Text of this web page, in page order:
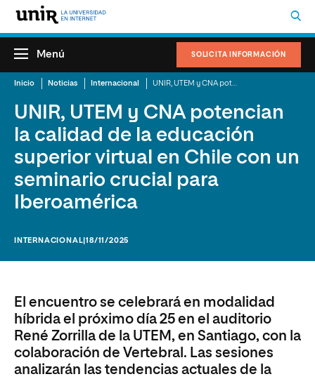
SOLICITA INFORMACIÓN
Menú
Inicio Noticias Internacional
UNIR, UTEM y CNA potencian
la calidad de la educación
superior virtual en Chile con un
seminario crucial para
Iberoamérica
INTERNACIONAL |18/11/2025
El encuentro se celebrará en modalidad
híbrida el próximo día 25 en el auditorio
René Zorrilla de la UTEM, en Santiago, con la
colaboración de Vertebral. Las sesiones
analizarán las tendencias actuales de la